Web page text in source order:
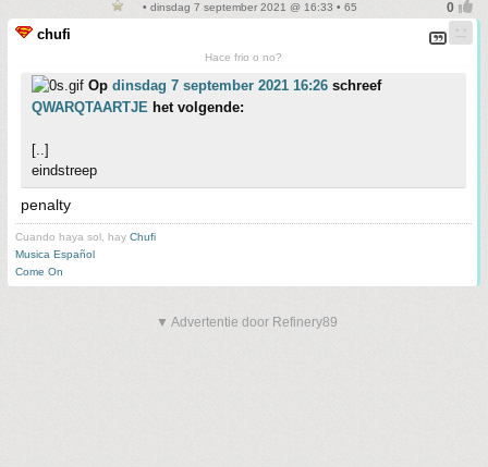
• dinsdag 7 september 2021 @ 16:33 • 65
chufi
Hace frio o no?
Op dinsdag 7 september 2021 16:26 schreef
QWARQTAARTJE het volgende:
[..]
eindstreep
penalty
Cuando haya sol, hay Chufi
Musica Español
Come On
▼ Advertentie door Refinery89